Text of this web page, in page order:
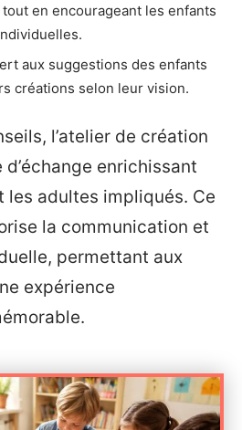
en encourageant les enfants
aux suggestions des enfants
créations selon leur vision.
l’atelier de création
enrichissant
les adultes impliqués. Ce
la communication et
permettant aux
expérience